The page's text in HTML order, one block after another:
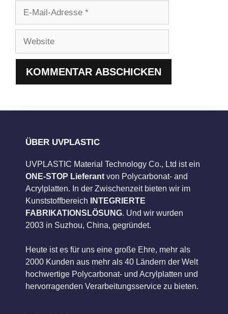
Adresse
ÜBER UVPLASTIC
UVPLASTIC Material Technology Co., Ltd ist ein
ONE-STOP Lieferant von Polycarbonat- and
Acrylplatten. In der Zwischenzeit bieten wir im
Kunststoffbereich
INTEGRIERTE
FABRIKATIONSLÖSUNG. Und wir wurden
2003 in Suzhou, China, gegründet.
Heute ist es für uns eine große Ehre, mehr als
2000 Kunden aus mehr als 40 Ländern der Welt
hochwertige Polycarbonat- und Acrylplatten und
hervorragenden Verarbeitungsservice zu bieten.